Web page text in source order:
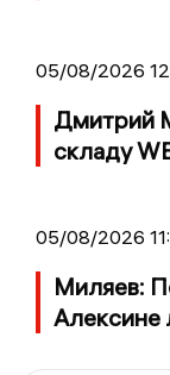
05/08/2026
Дмитрий
складу
05/08/2026
Миляев:
Алексине